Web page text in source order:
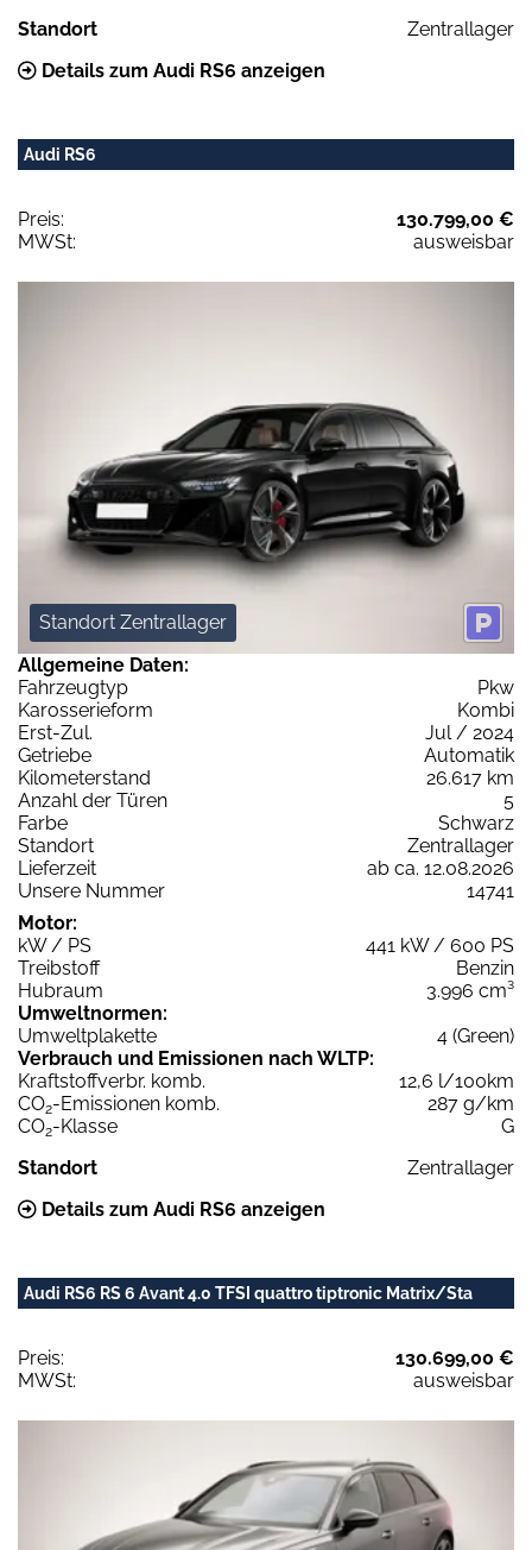
Standort
Zentrallager
Details zum Audi RS6 anzeigen
Audi RS6
Preis:
130.799,00 €
MWSt:
ausweisbar
Standort Zentrallager
Allgemeine Daten:
Fahrzeugtyp
Pkw
Karosserieform
Kombi
Erst-Zul.
Jul / 2024
Getriebe
Automatik
Kilometerstand
26.617 km
Anzahl der Türen
5
Farbe
Schwarz
Standort
Zentrallager
Lieferzeit
ab ca. 12.08.2026
Unsere Nummer
14741
Motor:
kW / PS
441 kW / 600 PS
Treibstoff
Benzin
Hubraum
3.996 cm³
Umweltnormen:
Umweltplakette
4 (Green)
Verbrauch und Emissionen nach WLTP:
Kraftstoffverbr. komb.
12,6 l/100km
CO2-Emissionen komb.
287 g/km
CO2-Klasse
G
Standort
Zentrallager
Details zum Audi RS6 anzeigen
Audi RS6 RS 6 Avant 4.0 TFSI quattro tiptronic Matrix/Sta
Preis:
130.699,00 €
MWSt:
ausweisbar